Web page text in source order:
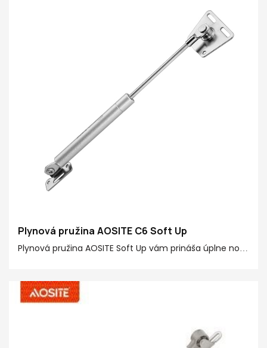
Povrchová úprava potrubia: Zdravý povrch náteru
Povrchová úprava tyče: Ridgid chrómované
Voliteľné funkcie: Štandardné stúpanie/ mäkké dolu/
voľné zastavenie/ Hydraulický dvojitý krok
Plynová pružina AOSITE C6 Soft Up
Plynová pružina AOSITE Soft Up vám prináša úplne nový
špeciálne navrhnutú funkciu zotrvania, ktorá vám
umožňuje zastaviť výklopné dvierka v akomkoľvek uhle
nadol sa výklopné dvierka automaticky otvoria iba